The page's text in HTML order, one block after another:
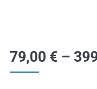
79,00 € –